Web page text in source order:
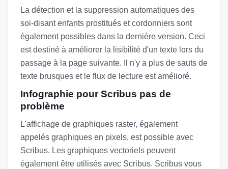
La détection et la suppression automatiques des
soi-disant enfants prostitués et cordonniers sont
également possibles dans la dernière version. Ceci
est destiné à améliorer la lisibilité d'un texte lors du
passage à la page suivante. Il n'y a plus de sauts de
texte brusques et le flux de lecture est amélioré.
Infographie pour Scribus pas de
problème
L'affichage de graphiques raster, également
appelés graphiques en pixels, est possible avec
Scribus. Les graphiques vectoriels peuvent
également être utilisés avec Scribus. Scribus vous